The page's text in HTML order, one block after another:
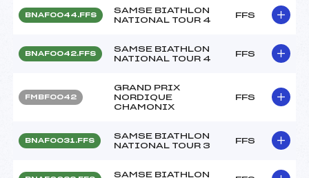
BNAF0044.FFS
SAMSE BIATHLON
NATIONAL TOUR 4
FFS
BNAF0042.FFS
SAMSE BIATHLON
NATIONAL TOUR 4
FFS
FMBF0042
GRAND PRIX
NORDIQUE
CHAMONIX
FFS
BNAF0031.FFS
SAMSE BIATHLON
NATIONAL TOUR 3
FFS
SAMSE BIATHLON